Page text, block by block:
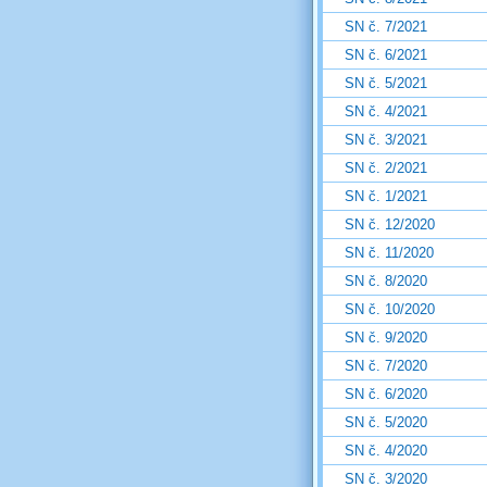
SN č. 7/2021
SN č. 6/2021
SN č. 5/2021
SN č. 4/2021
SN č. 3/2021
SN č. 2/2021
SN č. 1/2021
SN č. 12/2020
SN č. 11/2020
SN č. 8/2020
SN č. 10/2020
SN č. 9/2020
SN č. 7/2020
SN č. 6/2020
SN č. 5/2020
SN č. 4/2020
SN č. 3/2020